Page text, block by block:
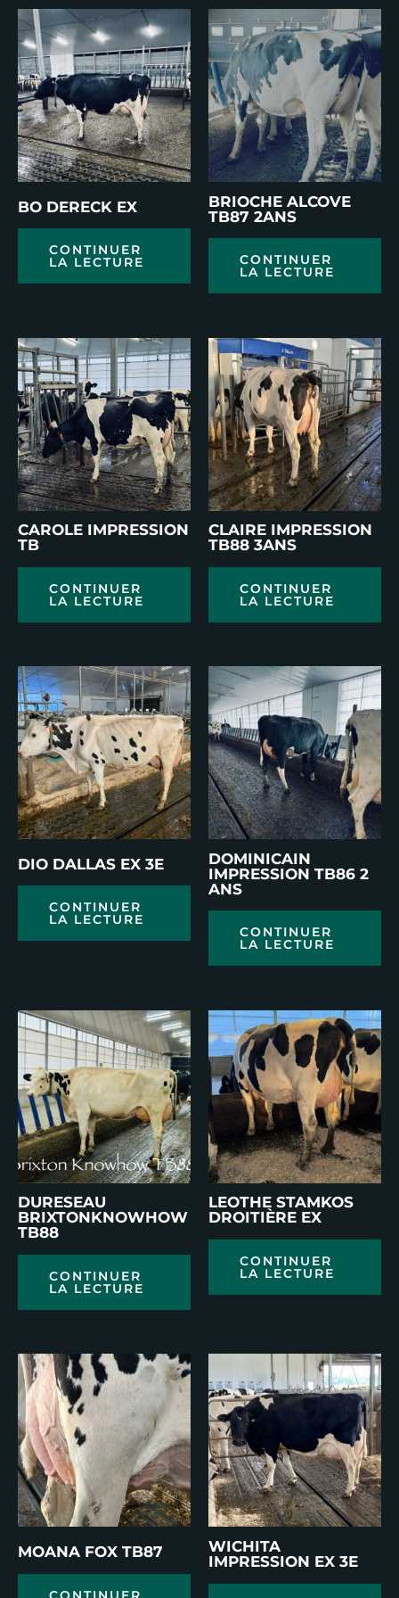
BO DERECK EX
CONTINUER
LA LECTURE
BRIOCHE ALCOVE
TB87 2ANS
CONTINUER
LA LECTURE
CAROLE IMPRESSION
TB
CONTINUER
LA LECTURE
CLAIRE IMPRESSION
TB88 3ANS
CONTINUER
LA LECTURE
DIO DALLAS EX 3E
CONTINUER
LA LECTURE
DOMINICAIN
IMPRESSION TB86 2
ANS
CONTINUER
LA LECTURE
DURESEAU
BRIXTONKNOWHOW
TB88
CONTINUER
LA LECTURE
LEOTHE STAMKOS
DROITIÈRE EX
CONTINUER
LA LECTURE
MOANA FOX TB87
WICHITA
IMPRESSION EX 3E